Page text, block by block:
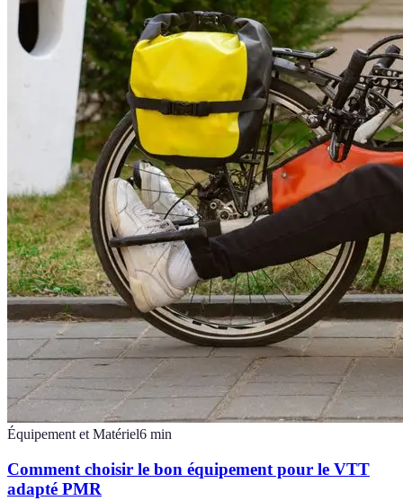
Équipement et Matériel6 min
Comment choisir le bon équipement pour le VTT
adapté PMR